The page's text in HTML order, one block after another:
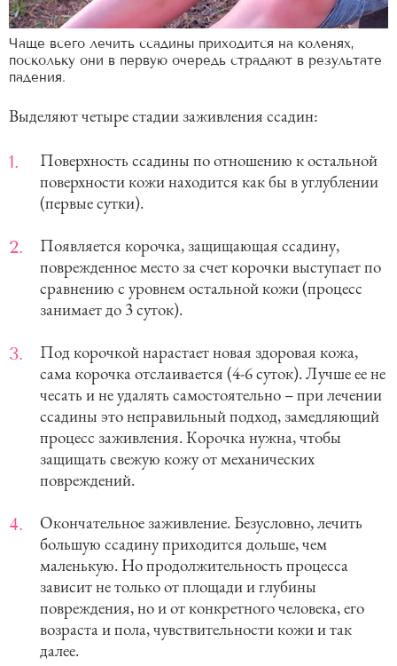
Чаще всего лечить ссадины приходится на коленях,
поскольку они в первую очередь страдают в результате
падения.
Выделяют четыре стадии заживления ссадин:
Поверхность ссадины по отношению к остальной
поверхности кожи находится как бы в углублении
(первые сутки).
Появляется корочка, защищающая ссадину,
поврежденное место за счет корочки выступает по
сравнению с уровнем остальной кожи (процесс
занимает до 3 суток).
Под корочкой нарастает новая здоровая кожа,
сама корочка отслаивается (4-6 суток). Лучше ее не
чесать и не удалять самостоятельно – при лечении
ссадины это неправильный подход, замедляющий
процесс заживления. Корочка нужна, чтобы
защищать свежую кожу от механических
повреждений.
Окончательное заживление. Безусловно, лечить
большую ссадину приходится дольше, чем
маленькую. Но продолжительность процесса
зависит не только от площади и глубины
повреждения, но и от конкретного человека, его
возраста и пола, чувствительности кожи и так
далее.